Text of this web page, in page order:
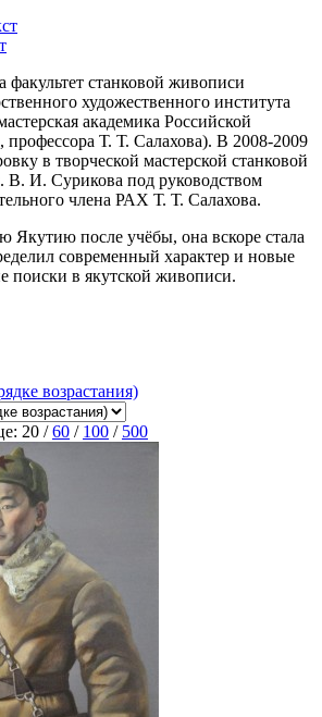
факультет станковой живописи
художественного института
академика Российской
профессора Т. Т. Салахова). В 2008-2009
в творческой мастерской станковой
И. Сурикова под руководством
члена РАХ Т. Т. Салахова.
Якутию после учёбы, она вскоре стала
современный характер и новые
поиски в якутской живописи.
возрастания)
20 /60 / 100 / 500